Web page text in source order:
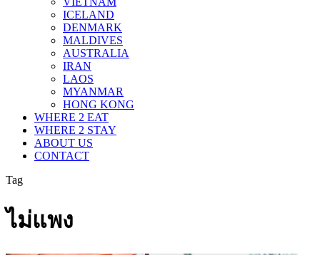
ICELAND
DENMARK
MALDIVES
AUSTRALIA
IRAN
LAOS
MYANMAR
HONG KONG
WHERE 2 EAT
WHERE 2 STAY
ABOUT US
CONTACT
Tag
ไม่แพง